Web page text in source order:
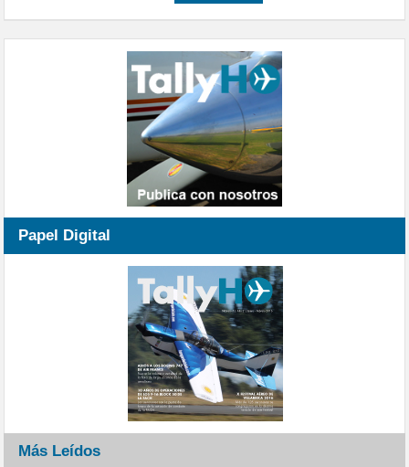
Papel Digital
Más Leídos